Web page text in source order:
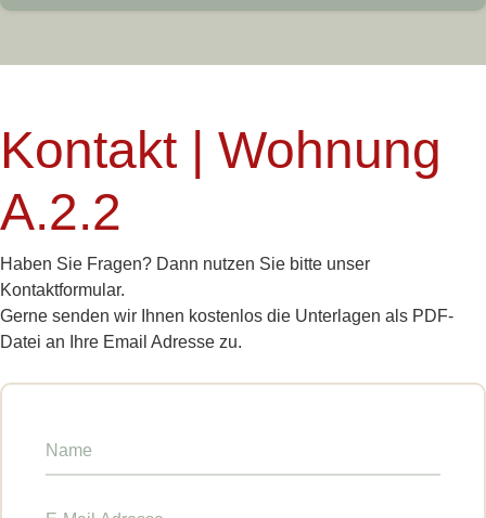
Kontakt | Wohnung
A.2.2
Haben Sie Fragen? Dann nutzen Sie bitte unser
Kontaktformular.
Gerne senden wir Ihnen kostenlos die Unterlagen als PDF-
Datei an Ihre Email Adresse zu.